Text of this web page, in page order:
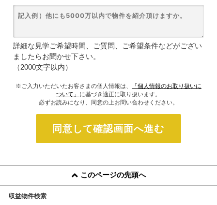
詳細な見学ご希望時間、ご質問、ご希望条件などがござい
ましたらお聞かせ下さい。
（2000文字以内）
※ご入力いただいたお客さまの個人情報は、
「個人情報のお取り扱いに
ついて」 に基づき適正に取り扱います。
必ずお読みになり、同意の上お問い合わせください。
同意して確認画面へ進む
このページの先頭へ
収益物件検索